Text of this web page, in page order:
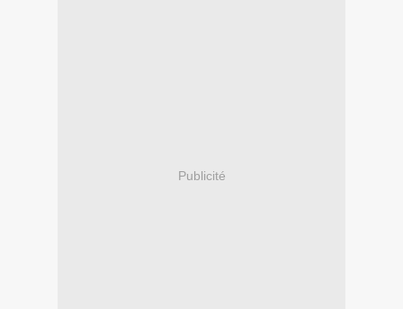
Publicité